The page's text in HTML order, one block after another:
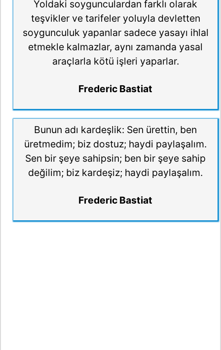
Yoldaki soygunculardan farklı olarak
teşvikler ve tarifeler yoluyla devletten
soygunculuk yapanlar sadece yasayı ihlal
etmekle kalmazlar, aynı zamanda yasal
araçlarla kötü işleri yaparlar.
Frederic Bastiat
Bunun adı kardeşlik: Sen ürettin, ben
üretmedim; biz dostuz; haydi paylaşalım.
Sen bir şeye sahipsin; ben bir şeye sahip
değilim; biz kardeşiz; haydi paylaşalım.
Frederic Bastiat